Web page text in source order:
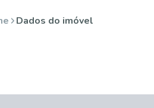
Dados do imóvel